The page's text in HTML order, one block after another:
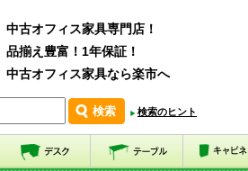
中古オフィス家具専門店！
品揃え豊富！1年保証！
中古オフィス家具なら楽市へ
検索のヒント